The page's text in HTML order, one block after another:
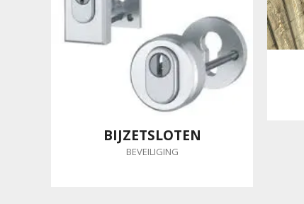
BIJZETSLOTEN
BEVEILIGING